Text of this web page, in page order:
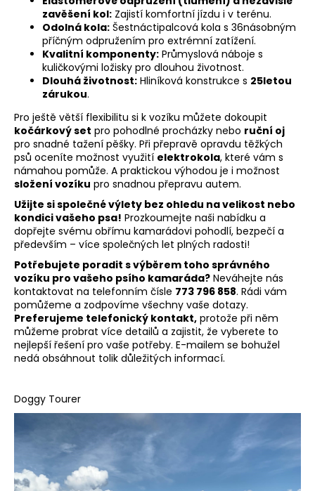
zavěšení kol: Zajistí komfortní jízdu i v terénu.
Odolná kola: Šestnáctipalcová kola s 36násobným
příčným odpružením pro extrémní zatížení.
Kvalitní komponenty: Průmyslová náboje s
kuličkovými ložisky pro dlouhou životnost.
Dlouhá životnost: Hliníková konstrukce s 25letou
zárukou.
Pro ještě větší flexibilitu si k vozíku můžete dokoupit
kočárkový set pro pohodlné procházky nebo ruční oj
pro snadné tažení pěšky. Při přepravě opravdu těžkých
psů oceníte možnost využití elektrokola, které vám s
námahou pomůže. A praktickou výhodou je i možnost
složení vozíku pro snadnou přepravu autem.
Užijte si společné výlety bez ohledu na velikost nebo
kondici vašeho psa! Prozkoumejte naši nabídku a
dopřejte svému obřímu kamarádovi pohodlí, bezpečí a
především – více společných let plných radosti!
Potřebujete poradit s výběrem toho správného
vozíku pro vašeho psího kamaráda? Neváhejte nás
kontaktovat na telefonním čísle 773 796 858. Rádi vám
pomůžeme a zodpovíme všechny vaše dotazy.
Preferujeme telefonický kontakt, protože při něm
můžeme probrat více detailů a zajistit, že vyberete to
nejlepší řešení pro vaše potřeby. E-mailem se bohužel
nedá obsáhnout tolik důležitých informací.
Doggy Tourer